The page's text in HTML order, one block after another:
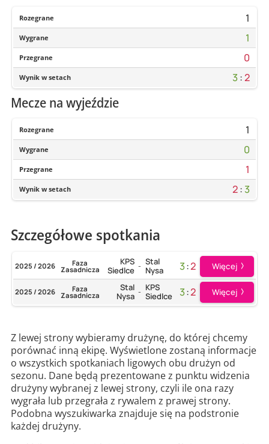
Rozegrane 1
Wygrane 1
Przegrane 0
Wynik w setach 3:2
Mecze na wyjeździe
Rozegrane 1
Wygrane 0
Przegrane 1
Wynik w setach 2: 3
Szczegółowe spotkania
2025 / 2026 Faza
Zasadnicza
KPS
Siedlce - Stal
Nysa
3:2 Więcej
2025 / 2026 Faza
Zasadnicza
Stal
Nysa - KPS
Siedlce
3:2 Więcej
Z lewej strony wybieramy drużynę, do której chcemy
porównać inną ekipę. Wyświetlone zostaną informacje
o wszystkich spotkaniach ligowych obu drużyn od
sezonu. Dane będą prezentowane z punktu widzenia
drużyny wybranej z lewej strony, czyli ile ona razy
wygrała lub przegrała z rywalem z prawej strony.
Podobna wyszukiwarka znajduje się na podstronie
każdej drużyny.